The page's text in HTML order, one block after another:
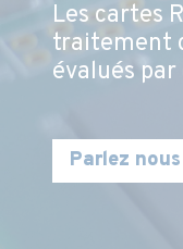
Les cartes
traitement
évalués
Parlez